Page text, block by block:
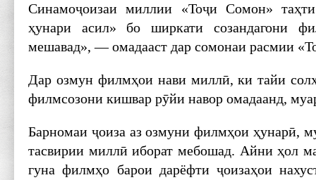
Синамоҷоизаи миллии «Тоҷи Сомон»
ҳунари асил» бо ширкати созандагони
мешавад», — омадааст дар сомонаи расмии
Дар озмун филмҳои нави миллӣ, ки тайи
филмсозони кишвар рӯйи навор омадаанд,
Барномаи ҷоиза аз озмуни филмҳои ҳунарӣ,
тасвирии миллӣ иборат мебошад. Айни ҳол
гуна филмҳо барои дарёфти ҷоизаҳои